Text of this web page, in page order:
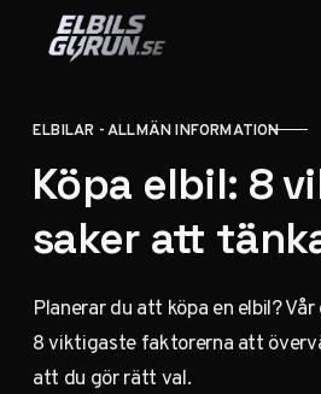
Hoppa till innehåll
KATEGORI
ELBILAR - ALLMÄN INFORMATION
Köpa elbil: 8
saker att
Planerar du att köpa en elbil?
8 viktigaste faktorerna att
att du gör rätt val.